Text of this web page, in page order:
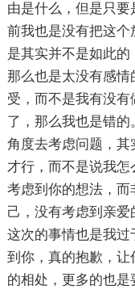
由是什么，但是只
前我也是没有把这个
是其实并不是如此的
那么也是太没有感
受，而不是我有没
了，那么我也是错
角度去考虑问题，
才行，而不是说我
考虑到你的想法，而
己，没有考虑到亲爱
这次的事情也是我
到你，真的抱歉，让
的相处，更多的也是